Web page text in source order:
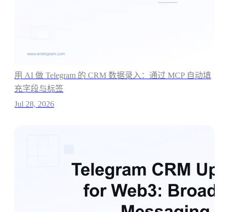
用 AI 做 Telegram 的 CRM 数据录入：通过 MCP 自动填
充字段与标签
Jul 28, 2026